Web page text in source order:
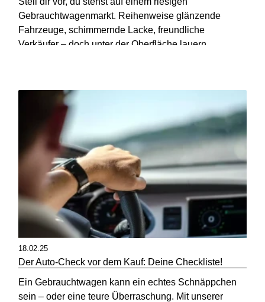
Gebrauchtwagenmarkt. Reihenweise glänzende
Fahrzeuge, schimmernde Lacke, freundliche
Verkäufer – doch unter der Oberfläche lauern
18.02.25
Der Auto-Check vor dem Kauf: Deine Checkliste!
Ein Gebrauchtwagen kann ein echtes Schnäppchen
sein – oder eine teure Überraschung. Mit unserer